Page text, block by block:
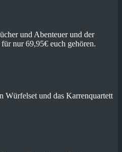
und Abenteuer und der
nur 69,95€ euch gehören.
Würfelset und das Karrenquartett